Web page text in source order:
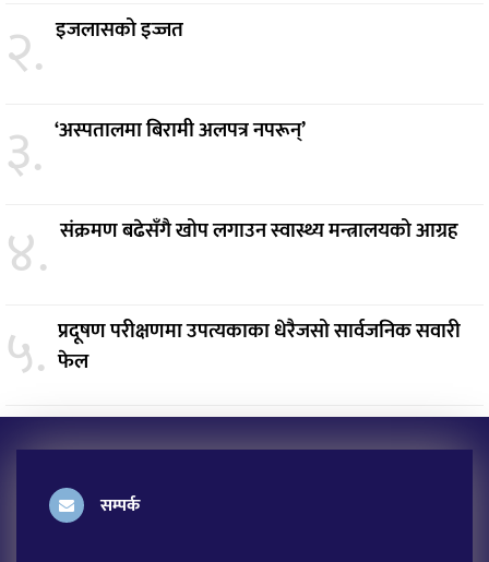
२. इजलासको इज्जत
३. ‘अस्पतालमा बिरामी अलपत्र नपरून्’
४. संक्रमण बढेसँगै खोप लगाउन स्वास्थ्य मन्त्रालयको आग्रह
५. प्रदूषण परीक्षणमा उपत्यकाका धेरैजसो सार्वजनिक सवारी
फेल
सम्पर्क